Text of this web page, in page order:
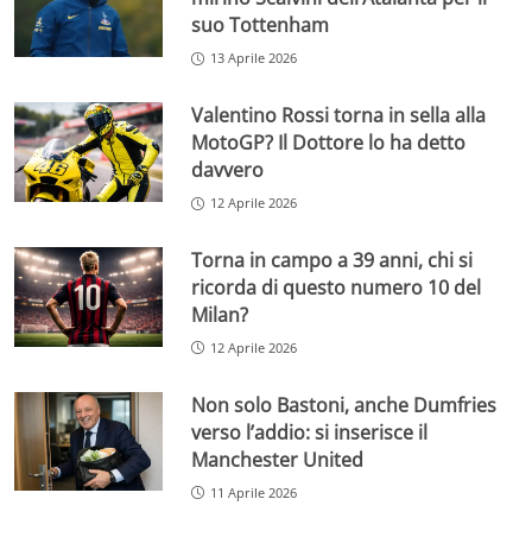
suo Tottenham
13 Aprile 2026
Valentino Rossi torna in sella alla
MotoGP? Il Dottore lo ha detto
davvero
12 Aprile 2026
Torna in campo a 39 anni, chi si
ricorda di questo numero 10 del
Milan?
12 Aprile 2026
Non solo Bastoni, anche Dumfries
verso l’addio: si inserisce il
Manchester United
11 Aprile 2026